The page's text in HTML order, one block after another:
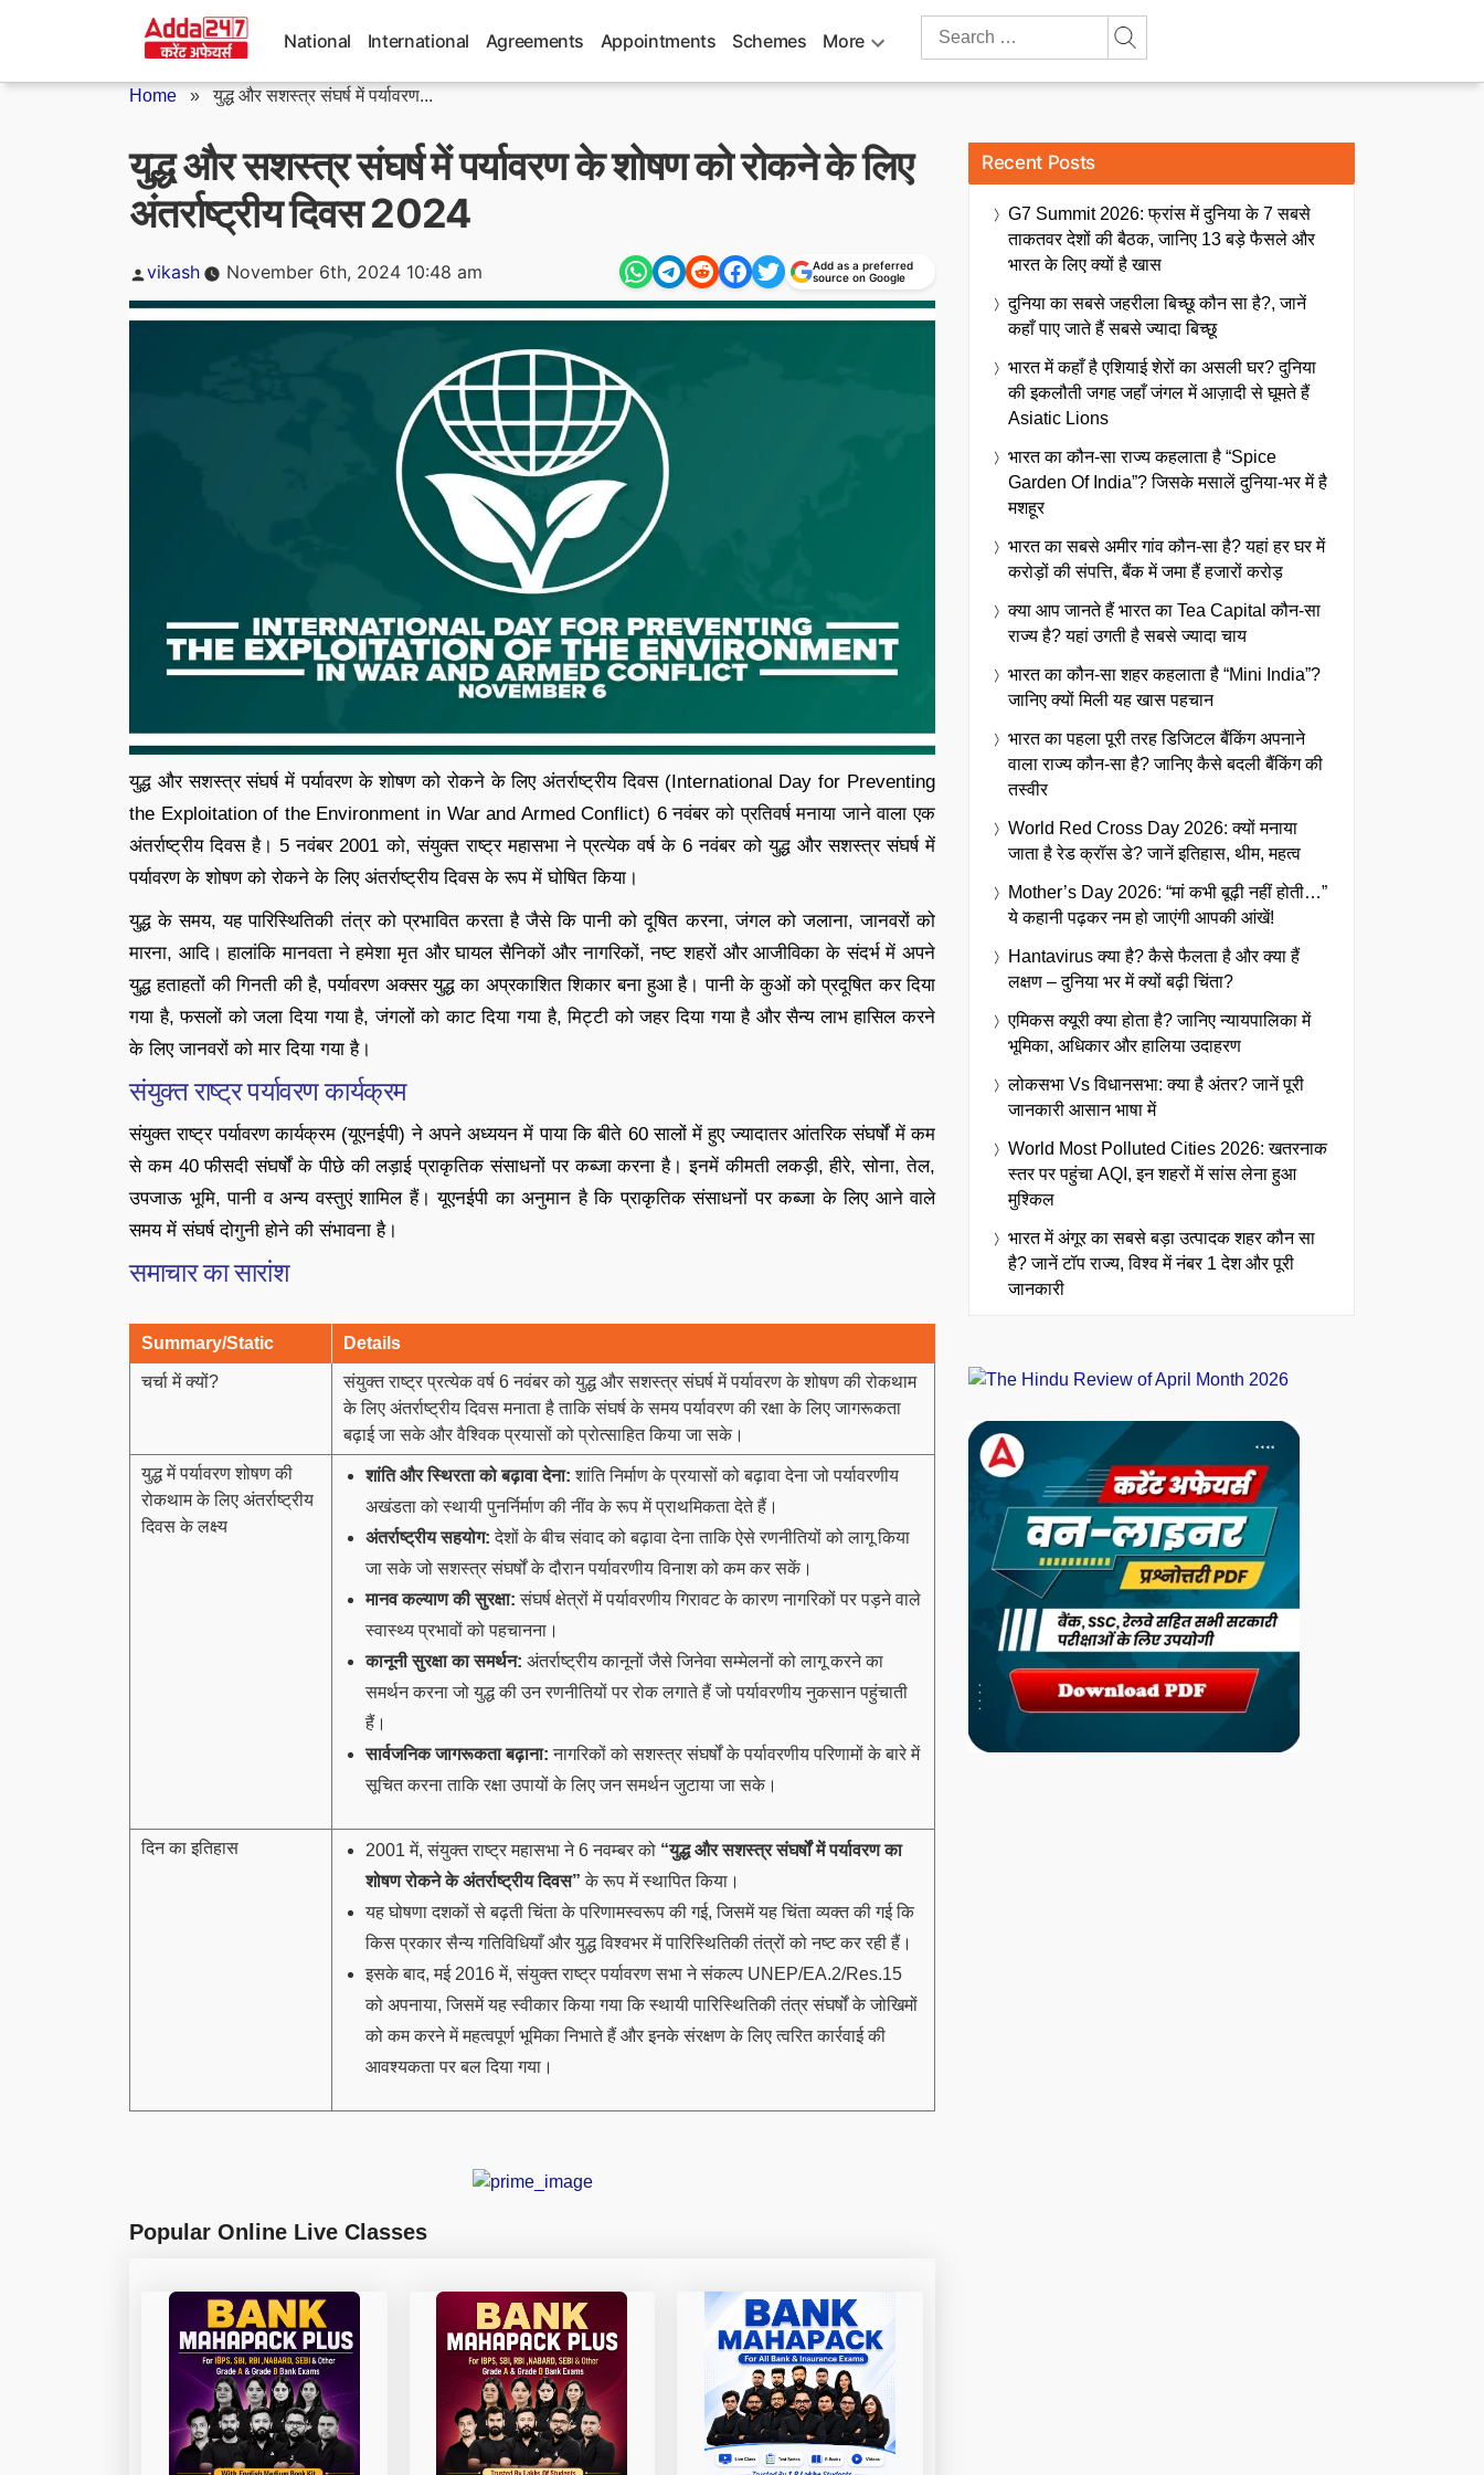
National International Agreements Appointments Schemes More
Search
Home »युद्ध और सशस्त्र संघर्ष में पर्यावरण...
युद्ध और सशस्त्र संघर्ष में पर्यावरण के शोषण को रोकने के लिए
अंतर्राष्ट्रीय दिवस 2024
Posted
vikash November 6th, 2024 10:48 am
Add as a preferred
source on Google
युद्ध और सशस्त्र संघर्ष में पर्यावरण के शोषण को रोकने के लिए अंतर्राष्ट्रीय दिवस (International Day for Preventing
the Exploitation of the Environment in War and Armed Conflict) 6 नवंबर को प्रतिवर्ष मनाया जाने वाला एक
अंतर्राष्ट्रीय दिवस है। 5 नवंबर 2001 को, संयुक्त राष्ट्र महासभा ने प्रत्येक वर्ष के 6 नवंबर को युद्ध और सशस्त्र संघर्ष में
पर्यावरण के शोषण को रोकने के लिए अंतर्राष्ट्रीय दिवस के रूप में घोषित किया।
युद्ध के समय, यह पारिस्थितिकी तंत्र को प्रभावित करता है जैसे कि पानी को दूषित करना, जंगल को जलाना, जानवरों को
मारना, आदि। हालांकि मानवता ने हमेशा मृत और घायल सैनिकों और नागरिकों, नष्ट शहरों और आजीविका के संदर्भ में अपने
युद्ध हताहतों की गिनती की है, ​पर्यावरण अक्सर युद्ध का अप्रकाशित शिकार बना हुआ है। पानी के कुओं को प्रदूषित कर दिया
गया है, फसलों को जला दिया गया है, जंगलों को काट दिया गया है, मिट्टी को जहर दिया गया है और सैन्य लाभ हासिल करने
के लिए जानवरों को मार दिया गया है।
संयुक्त राष्ट्र पर्यावरण कार्यक्रम
संयुक्त राष्ट्र पर्यावरण कार्यक्रम (यूएनईपी) ने अपने अध्ययन में पाया कि बीते 60 सालों में हुए ज्यादातर आंतरिक संघर्षों में कम
से कम 40 फीसदी संघर्षों के पीछे की लड़ाई प्राकृतिक संसाधनों पर कब्जा करना है। इनमें कीमती लकड़ी, हीरे, सोना, तेल,
उपजाऊ भूमि, पानी व अन्य वस्तुएं शामिल हैं। यूएनईपी का अनुमान है कि प्राकृतिक संसाधनों पर कब्जा के लिए आने वाले
समय में संघर्ष दोगुनी होने की संभावना है।
समाचार का सारांश
Summary/Static Details
चर्चा में क्यों?
संयुक्त राष्ट्र प्रत्येक वर्ष 6 नवंबर को युद्ध और सशस्त्र संघर्ष में पर्यावरण के शोषण की रोकथाम
के लिए अंतर्राष्ट्रीय दिवस मनाता है ताकि संघर्ष के समय पर्यावरण की रक्षा के लिए जागरूकता
बढ़ाई जा सके और वैश्विक प्रयासों को प्रोत्साहित किया जा सके।
युद्ध में पर्यावरण शोषण की
रोकथाम के लिए अंतर्राष्ट्रीय
दिवस के लक्ष्य
शांति और स्थिरता को बढ़ावा देना: शांति निर्माण के प्रयासों को बढ़ावा देना जो पर्यावरणीय
अखंडता को स्थायी पुनर्निर्माण की नींव के रूप में प्राथमिकता देते हैं।
अंतर्राष्ट्रीय सहयोग: देशों के बीच संवाद को बढ़ावा देना ताकि ऐसे रणनीतियों को लागू किया
जा सके जो सशस्त्र संघर्षों के दौरान पर्यावरणीय विनाश को कम कर सकें।
मानव कल्याण की सुरक्षा: संघर्ष क्षेत्रों में पर्यावरणीय गिरावट के कारण नागरिकों पर पड़ने वाले
स्वास्थ्य प्रभावों को पहचानना।
कानूनी सुरक्षा का समर्थन: अंतर्राष्ट्रीय कानूनों जैसे जिनेवा सम्मेलनों को लागू करने का
समर्थन करना जो युद्ध की उन रणनीतियों पर रोक लगाते हैं जो पर्यावरणीय नुकसान पहुंचाती
हैं।
सार्वजनिक जागरूकता बढ़ाना:नागरिकों को सशस्त्र संघर्षों के पर्यावरणीय परिणामों के बारे में
सूचित करना ताकि रक्षा उपायों के लिए जन समर्थन जुटाया जा सके।
दिन का इतिहास 2001 में, संयुक्त राष्ट्र महासभा ने 6 नवम्बर को “युद्ध और सशस्त्र संघर्षों में पर्यावरण का
शोषण रोकने के अंतर्राष्ट्रीय दिवस” के रूप में स्थापित किया।
यह घोषणा दशकों से बढ़ती चिंता के परिणामस्वरूप की गई, जिसमें यह चिंता व्यक्त की गई कि
किस प्रकार सैन्य गतिविधियाँ और युद्ध विश्वभर में पारिस्थितिकी तंत्रों को नष्ट कर रही हैं।
इसके बाद, मई 2016 में, संयुक्त राष्ट्र पर्यावरण सभा ने संकल्प UNEP/EA.2/Res.15
को अपनाया, जिसमें यह स्वीकार किया गया कि स्थायी पारिस्थितिकी तंत्र संघर्षों के जोखिमों
को कम करने में महत्वपूर्ण भूमिका निभाते हैं और इनके संरक्षण के लिए त्वरित कार्रवाई की
आवश्यकता पर बल दिया गया।
Popular Online Live Classes
Recent Posts
G7 Summit 2026: फ्रांस में दुनिया के 7 सबसे
ताकतवर देशों की बैठक, जानिए 13 बड़े फैसले और
भारत के लिए क्यों है खास
दुनिया का सबसे जहरीला बिच्छू कौन सा है?, जानें
कहाँ पाए जाते हैं सबसे ज्यादा बिच्छू
भारत में कहाँ है एशियाई शेरों का असली घर? दुनिया
की इकलौती जगह जहाँ जंगल में आज़ादी से घूमते हैं
Asiatic Lions
भारत का कौन-सा राज्य कहलाता है “Spice
Garden Of India”? जिसके मसालें दुनिया-भर में है
मशहूर
भारत का सबसे अमीर गांव कौन-सा है? यहां हर घर में
करोड़ों की संपत्ति, बैंक में जमा हैं हजारों करोड़
क्या आप जानते हैं भारत का Tea Capital कौन-सा
राज्य है? यहां उगती है सबसे ज्यादा चाय
भारत का कौन-सा शहर कहलाता है “Mini India”?
जानिए क्यों मिली यह खास पहचान
भारत का पहला पूरी तरह डिजिटल बैंकिंग अपनाने
वाला राज्य कौन-सा है? जानिए कैसे बदली बैंकिंग की
तस्वीर
World Red Cross Day 2026: क्यों मनाया
जाता है रेड क्रॉस डे? जानें इतिहास, थीम, महत्व
Mother’s Day 2026: “मां कभी बूढ़ी नहीं होती…”
ये कहानी पढ़कर नम हो जाएंगी आपकी आंखें!
Hantavirus क्या है? कैसे फैलता है और क्या हैं
लक्षण – दुनिया भर में क्यों बढ़ी चिंता?
एमिकस क्यूरी क्या होता है? जानिए न्यायपालिका में
भूमिका, अधिकार और हालिया उदाहरण
लोकसभा Vs विधानसभा: क्या है अंतर? जानें पूरी
जानकारी आसान भाषा में
World Most Polluted Cities 2026: खतरनाक
स्तर पर पहुंचा AQI, इन शहरों में सांस लेना हुआ
मुश्किल
भारत में अंगूर का सबसे बड़ा उत्पादक शहर कौन सा
है? जानें टॉप राज्य, विश्व में नंबर 1 देश और पूरी
जानकारी